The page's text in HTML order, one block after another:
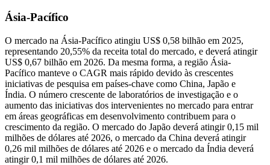
Ásia-Pacífico
O mercado na Ásia-Pacífico atingiu US$ 0,58 bilhão em 2025,
representando 20,55% da receita total do mercado, e deverá atingir
US$ 0,67 bilhão em 2026. Da mesma forma, a região Ásia-
Pacífico manteve o CAGR mais rápido devido às crescentes
iniciativas de pesquisa em países-chave como China, Japão e
Índia. O número crescente de laboratórios de investigação e o
aumento das iniciativas dos intervenientes no mercado para entrar
em áreas geográficas em desenvolvimento contribuem para o
crescimento da região. O mercado do Japão deverá atingir 0,15 mil
milhões de dólares até 2026, o mercado da China deverá atingir
0,26 mil milhões de dólares até 2026 e o ​​mercado da Índia deverá
atingir 0,1 mil milhões de dólares até 2026.